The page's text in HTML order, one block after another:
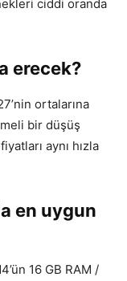
ciddi oranda
erecek?
ortalarına
bir düşüş
aynı hızla
en uygun
16 GB RAM /